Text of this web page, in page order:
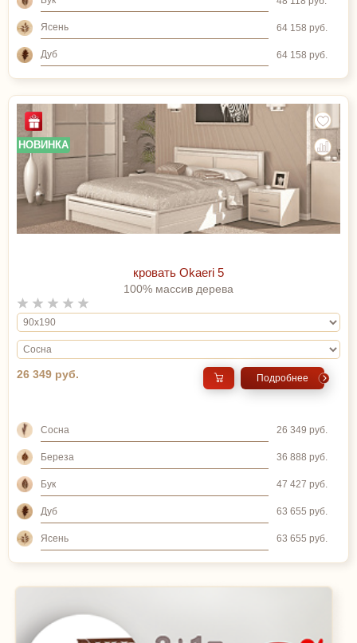
Ясень 64 158 руб.
Дуб 64 158 руб.
НОВИНКА
кровать Okaeri 5
100% массив дерева
26 349 руб. Подробнее
Сосна 26 349 руб.
Береза 36 888 руб.
Бук 47 427 руб.
Дуб 63 655 руб.
Ясень 63 655 руб.